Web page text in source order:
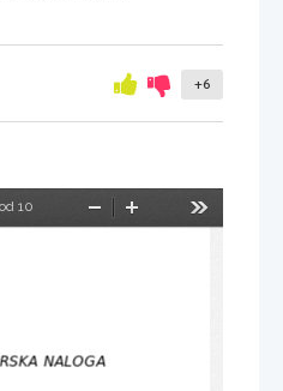
prikaži meni +6
od 10
Pomanjšaj
NALOGA